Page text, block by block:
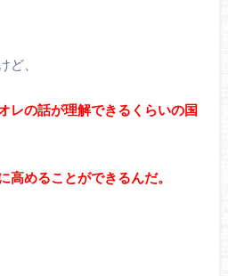
ど、
レの話が理解できるくらいの国
高めることができるんだ。